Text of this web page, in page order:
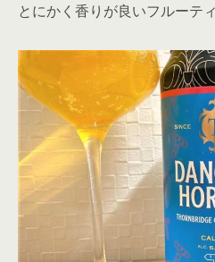
とにかく香りが良いフルーテ